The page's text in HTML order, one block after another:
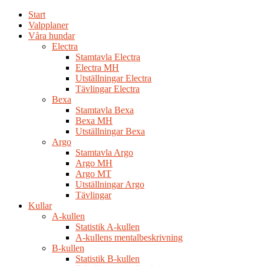
Start
Valpplaner
Våra hundar
Electra
Stamtavla Electra
Electra MH
Utställningar Electra
Tävlingar Electra
Bexa
Stamtavla Bexa
Bexa MH
Utställningar Bexa
Argo
Stamtavla Argo
Argo MH
Argo MT
Utställningar Argo
Tävlingar
Kullar
A-kullen
Statistik A-kullen
A-kullens mentalbeskrivning
B-kullen
Statistik B-kullen